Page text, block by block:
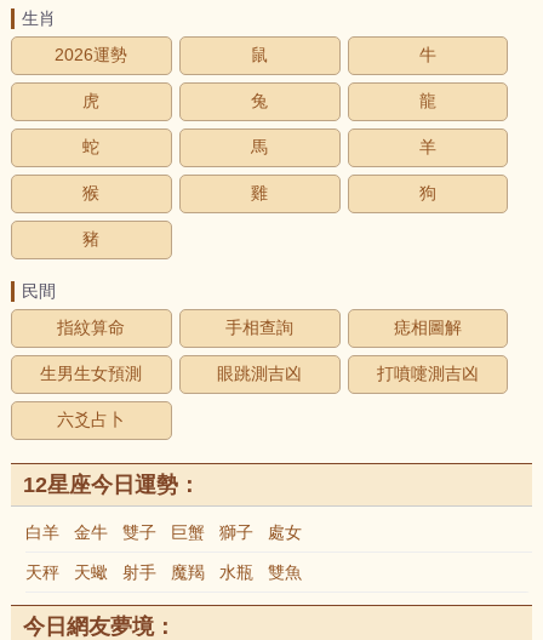
生肖
2026運勢
鼠 牛
虎 兔 龍
蛇 馬 羊
猴 雞 狗
豬
民間
指紋算命
手相查詢 痣相圖解
生男生女預測 眼跳測吉凶 打噴嚏測吉凶
六爻占卜
12星座今日運勢：
白羊 金牛 雙子 巨蟹 獅子 處女
天秤 天蠍 射手 魔羯 水瓶 雙魚
今日網友夢境：